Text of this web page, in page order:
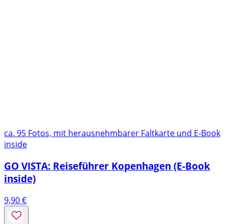
ca. 95 Fotos, mit herausnehmbarer Faltkarte und E-Book
inside
GO VISTA: Reiseführer Kopenhagen (E-Book
inside)
9,90€